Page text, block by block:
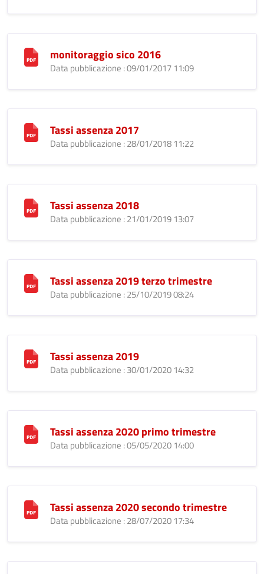
monitoraggio sico 2016
Data pubblicazione : 09/01/2017 11:09
Tassi assenza 2017
Data pubblicazione : 28/01/2018 11:22
Tassi assenza 2018
Data pubblicazione : 21/01/2019 13:07
Tassi assenza 2019 terzo trimestre
Data pubblicazione : 25/10/2019 08:24
Tassi assenza 2019
Data pubblicazione : 30/01/2020 14:32
Tassi assenza 2020 primo trimestre
Data pubblicazione : 05/05/2020 14:00
Tassi assenza 2020 secondo trimestre
Data pubblicazione : 28/07/2020 17:34